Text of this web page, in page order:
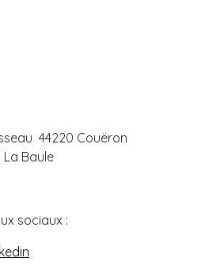
44220 Couëron
La Baule
sociaux :